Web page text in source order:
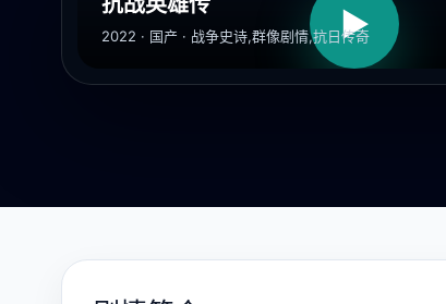
▶
2022 · 国产 · 战争史诗,群像剧情,抗日传奇